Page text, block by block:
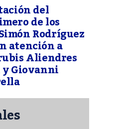
del
de los
Rodríguez
atención a
Aliendres
Giovanni